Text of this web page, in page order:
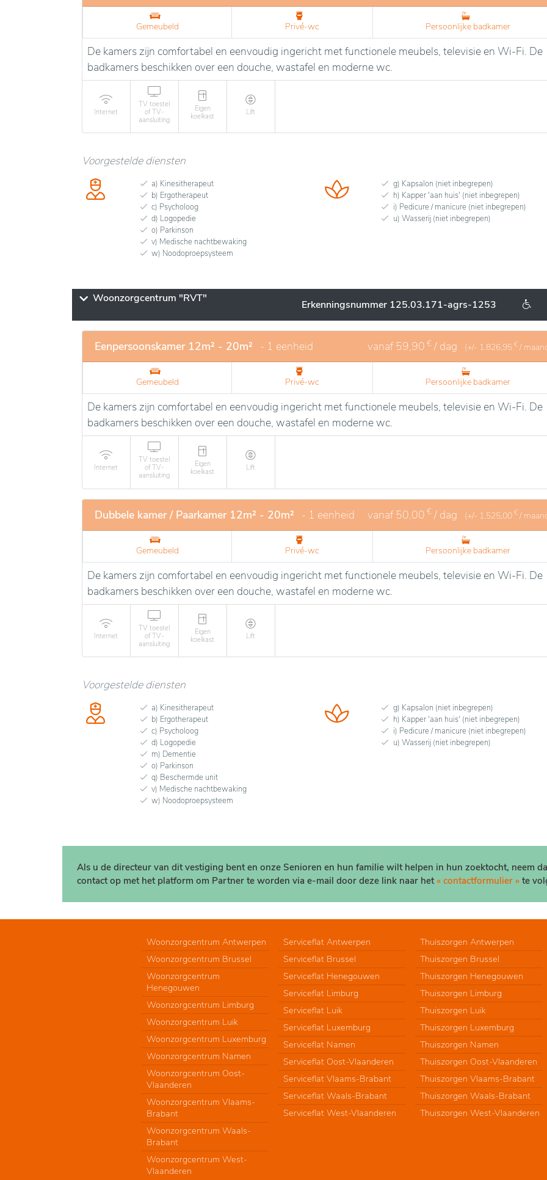
Gemeubeld Privé-wc Persoonlijke badkamer
De kamers zijn comfortabel en eenvoudig ingericht met functionele meubels, televisie en Wi-Fi. De
badkamers beschikken over een douche, wastafel en moderne wc.
Internet
TV toestel
of TV-
aansluiting
Eigen
koelkast
Lift
Voorgestelde diensten
a) Kinesitherapeut
b) Ergotherapeut
c) Psycholoog
d) Logopedie
o) Parkinson
v) Medische nachtbewaking
w) Noodoproepsysteem
g) Kapsalon (niet inbegrepen)
h) Kapper 'aan huis' (niet inbegrepen)
i) Pedicure / manicure (niet inbegrepen)
u) Wasserij (niet inbegrepen)
Woonzorgcentrum "RVT" Erkenningsnummer 125.03.171-agrs-1253
Eenpersoonskamer 12m² - 20m² - 1 eenheid vanaf 59,90 € / dag (+/- 1.826,95 € /
Gemeubeld Privé-wc Persoonlijke badkamer
De kamers zijn comfortabel en eenvoudig ingericht met functionele meubels, televisie en Wi-Fi. De
badkamers beschikken over een douche, wastafel en moderne wc.
Internet
TV toestel
of TV-
aansluiting
Eigen
koelkast
Lift
Dubbele kamer / Paarkamer 12m² - 20m² - 1 eenheid vanaf 50,00 € / dag (+/- 1.525,00 € /
Gemeubeld Privé-wc Persoonlijke badkamer
De kamers zijn comfortabel en eenvoudig ingericht met functionele meubels, televisie en Wi-Fi. De
badkamers beschikken over een douche, wastafel en moderne wc.
Internet
TV toestel
of TV-
aansluiting
Eigen
koelkast
Lift
Voorgestelde diensten
a) Kinesitherapeut
b) Ergotherapeut
c) Psycholoog
d) Logopedie
m) Dementie
o) Parkinson
q) Beschermde unit
v) Medische nachtbewaking
w) Noodoproepsysteem
g) Kapsalon (niet inbegrepen)
h) Kapper 'aan huis' (niet inbegrepen)
i) Pedicure / manicure (niet inbegrepen)
u) Wasserij (niet inbegrepen)
Als u de directeur van dit vestiging bent en onze Senioren en hun familie wilt helpen in hun zoektocht, neem
contact op met het platform om Partner te worden via e-mail door deze link naar het « contactformulier » te
Woonzorgcentrum Antwerpen
Woonzorgcentrum Brussel
Woonzorgcentrum
Henegouwen
Woonzorgcentrum Limburg
Woonzorgcentrum Luik
Woonzorgcentrum Luxemburg
Woonzorgcentrum Namen
Woonzorgcentrum Oost-
Vlaanderen
Woonzorgcentrum Vlaams-
Brabant
Woonzorgcentrum Waals-
Brabant
Woonzorgcentrum West-
Vlaanderen
Serviceflat Antwerpen
Serviceflat Brussel
Serviceflat Henegouwen
Serviceflat Limburg
Serviceflat Luik
Serviceflat Luxemburg
Serviceflat Namen
Serviceflat Oost-Vlaanderen
Serviceflat Vlaams-Brabant
Serviceflat Waals-Brabant
Serviceflat West-Vlaanderen
Thuiszorgen Antwerpen
Thuiszorgen Brussel
Thuiszorgen Henegouwen
Thuiszorgen Limburg
Thuiszorgen Luik
Thuiszorgen Luxemburg
Thuiszorgen Namen
Thuiszorgen Oost-Vlaanderen
Thuiszorgen Vlaams-Brabant
Thuiszorgen Waals-Brabant
Thuiszorgen West-Vlaanderen